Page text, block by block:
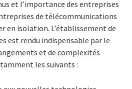
et l’importance des entreprises
de télécommunications
en isolation. L’établissement de
est rendu indispensable par le
et de complexités
les suivants :